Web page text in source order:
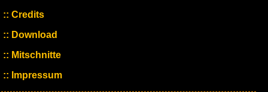
Credits
Download
Mitschnitte
Impressum